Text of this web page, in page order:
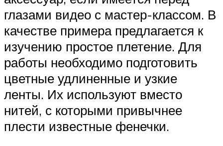
глазами видео с мастер-классом. В
качестве примера предлагается к
изучению простое плетение. Для
работы необходимо подготовить
цветные удлиненные и узкие
ленты. Их используют вместо
нитей, с которыми привычнее
плести известные фенечки.